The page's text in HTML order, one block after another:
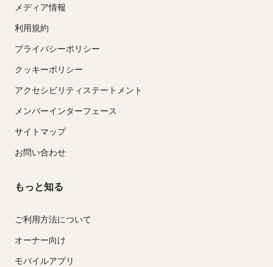
メディア情報
利用規約
プライバシーポリシー
クッキーポリシー
アクセシビリティステートメント
メンバーインターフェース
サイトマップ
お問い合わせ
もっと知る
ご利用方法について
オーナー向け
モバイルアプリ